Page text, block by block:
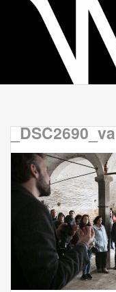
_DSC2690_va